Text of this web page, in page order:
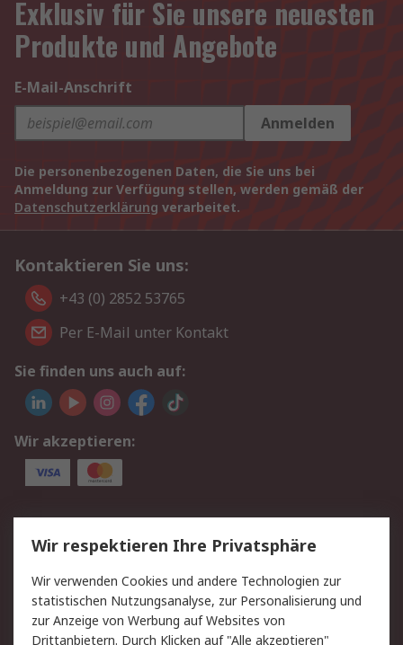
Exklusiv für Sie unsere neuesten
Produkte und Angebote
E-Mail-Anschrift
Anmelden
Die personenbezogenen Daten, die Sie uns bei
Anmeldung zur Verfügung stellen, werden gemäß der
Datenschutzerklärung verarbeitet.
Kontaktieren Sie uns:
+43 (0) 2852 53765
Per E-Mail unter Kontakt
Sie finden uns auch auf:
Wir akzeptieren:
Service
Value Added Services
Lieferlösungen
Rücksendung/Entsorgung Kontakt
Hilfe
Wir respektieren Ihre Privatsphäre
Wir verwenden Cookies und andere Technologien zur
statistischen Nutzungsanalyse, zur Personalisierung und
zur Anzeige von Werbung auf Websites von
Drittanbietern. Durch Klicken auf "Alle akzeptieren"